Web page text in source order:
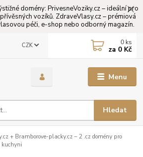
domény: PrivesneVoziky.cz – ideální pro
vozíků. ZdraveVlasy.cz – prémiová
péči, e-shop nebo odborný magazín.
Menu
CZK
Hledat
0 ks
za 0 Kč
+ Bramborove-placky.cz – 2 .cz domény pro
kuchyni